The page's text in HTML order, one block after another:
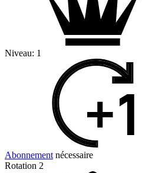
Niveau: 1
Abonnement nécessaire
Rotation 2